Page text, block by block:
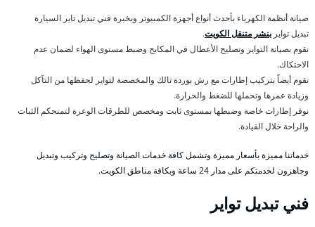
صيانة أنظمة الكهرباء بأحدث أنواع أجهزة الكمبيوتر وبخبرة فني تبديل تاير السيارة
تبديل تواير بنشر متنقل الكويت.
نقوم بصيانة التواير وتصليح الأعطال في المكابح وضبط مستوى الهواء لضمان عدم
الاحتكاك.
نقوم أيضاً بتركيب إطارات مع رش بوردة تالك والمخصصة لتواير لحفظها من التآكل
وزيادة عمرها وتحملها للضغط والحرارة.
نوفر إطارات خاصة وضبطها بمستوى ثابت ومخصص للطرقات الوعرة لتمنحكم الثبات
والراحة خلال القيادة.
خدماتنا مميزة بأسعار مميزة وتشمل كافة خدمات الصيانة وتصليح وتركيب وتبديل
وجاهزون لخدمتكم على مدار 24 ساعة وبكافة مناطق الكويت.
فني تبديل تواير